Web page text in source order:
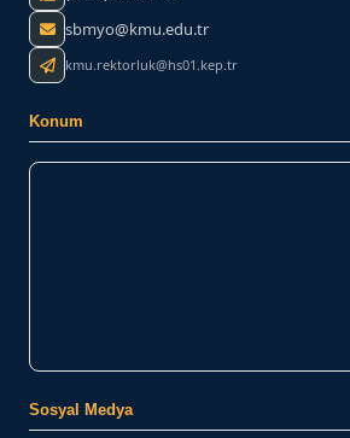
sbmyo@kmu.edu.tr
kmu.rektorluk@hs01.kep.tr
Konum
Sosyal Medya